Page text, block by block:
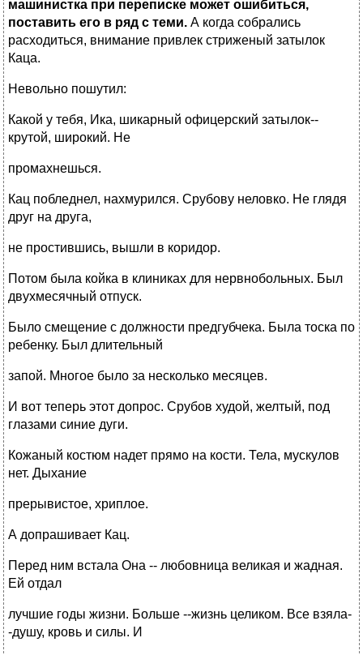
машинистка при переписке может ошибиться,
поставить его в ряд с теми. А когда собрались
расходиться, внимание привлек стриженый затылок
Каца.
Невольно пошутил:
Какой у тебя, Ика, шикарный офицерский затылок--
крутой, широкий. Не
промахнешься.
Кац побледнел, нахмурился. Срубову неловко. Не глядя
друг на друга,
не простившись, вышли в коридор.
Потом была койка в клиниках для нервнобольных. Был
двухмесячный отпуск.
Было смещение с должности предгубчека. Была тоска по
ребенку. Был длительный
запой. Многое было за несколько месяцев.
И вот теперь этот допрос. Срубов худой, желтый, под
глазами синие дуги.
Кожаный костюм надет прямо на кости. Тела, мускулов
нет. Дыхание
прерывистое, хриплое.
А допрашивает Кац.
Перед ним встала Она -- любовница великая и жадная.
Ей отдал
лучшие годы жизни. Больше --жизнь целиком. Все взяла-
-душу, кровь и силы. И